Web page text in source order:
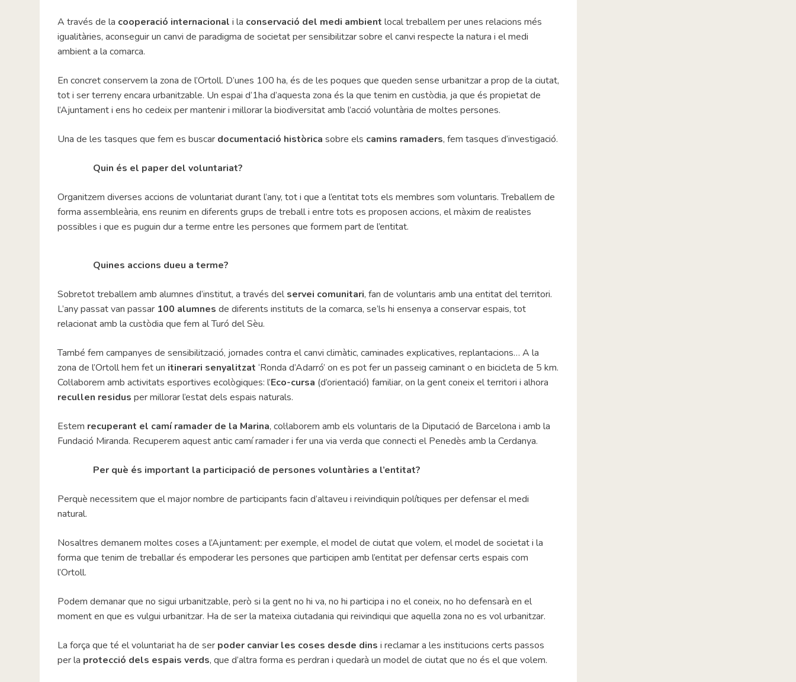
A través de la cooperació internacional i la conservació del medi ambientlocal treballem per unes relacions més
igualitàries, aconseguir un canvi de paradigma de societat per sensibilitzar sobre el canvi respecte la natura i el medi
ambient a la comarca.
En concret conservem la zona de l’Ortoll. D’unes 100 ha, és de les poques que queden sense urbanitzar a prop de la ciutat,
tot i ser terreny encara urbanitzable. Un espai d’1ha d’aquesta zona és la que tenim en custòdia, ja que és propietat de
l’Ajuntament i ens ho cedeix per mantenir i millorar la biodiversitat amb l’acció voluntària de moltes persones.
Una de les tasques que fem es buscar documentació històricasobre els camins ramaders, fem tasques d’investigació.
Quin és el paper del voluntariat?
Organitzem diverses accions de voluntariat durant l’any, tot i que a l’entitat tots els membres som voluntaris. Treballem de
forma assembleària, ens reunim en diferents grups de treball i entre tots es proposen accions, el màxim de realistes
possibles i que es puguin dur a terme entre les persones que formem part de l’entitat.
Quines accions dueu a terme?
Sobretot treballem amb alumnes d’institut, a través delservei comunitari, fan de voluntaris amb una entitat del territori.
L’any passat van passar 100 alumnes de diferents instituts de la comarca, se’ls hi ensenya a conservar espais, tot
relacionat amb la custòdia que fem al Turó del Sèu.
També fem campanyes de sensibilització, jornades contra el canvi climàtic, caminades explicatives, replantacions… A la
zona de l’Ortoll hem fet un itinerari senyalitzat ‘Ronda d’Adarró’ on es pot fer un passeig caminant o en bicicleta de 5 km.
Col·laborem amb activitats esportives ecològiques: l’Eco-cursa (d’orientació) familiar, on la gent coneix el territori i alhora
recullen residus per millorar l’estat dels espais naturals.
Estem recuperant el camí ramader de la Marina, col·laborem amb els voluntaris de la Diputació de Barcelona i amb la
Fundació Miranda. Recuperem aquest antic camí ramader i fer una via verda que connecti el Penedès amb la Cerdanya.
Per què és important la participació de persones voluntàries a l’entitat?
Perquè necessitem que el major nombre de participants facin d’altaveu i reivindiquin polítiques per defensar el medi
natural.
Nosaltres demanem moltes coses a l’Ajuntament: per exemple, el model de ciutat que volem, el model de societat i la
forma que tenim de treballar és empoderar les persones que participen amb l’entitat per defensar certs espais com
l’Ortoll.
Podem demanar que no sigui urbanitzable, però si la gent no hi va, no hi participa i no el coneix, no ho defensarà en el
moment en que es vulgui urbanitzar. Ha de ser la mateixa ciutadania qui reivindiqui que aquella zona no es vol urbanitzar.
La força que té el voluntariat ha de ser poder canviar les coses desde dins i reclamar a les institucions certs passos
per la protecció dels espais verds, que d’altra forma es perdran i quedarà un model de ciutat que no és el que volem.